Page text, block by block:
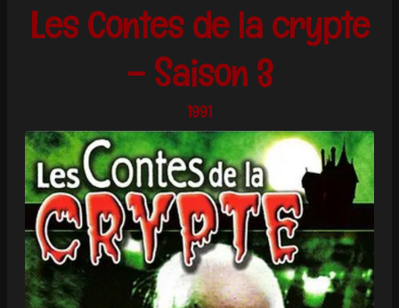
Les Contes de la crypte
– Saison 3
1991